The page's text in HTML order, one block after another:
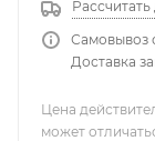
Рассчитать
Самовывоз
Доставка
Цена
может